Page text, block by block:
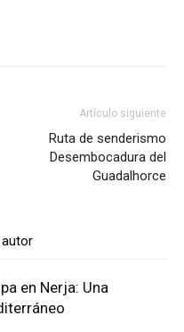
Artículo siguiente
Ruta de senderismo
Desembocadura del
Guadalhorce
en Nerja: Una